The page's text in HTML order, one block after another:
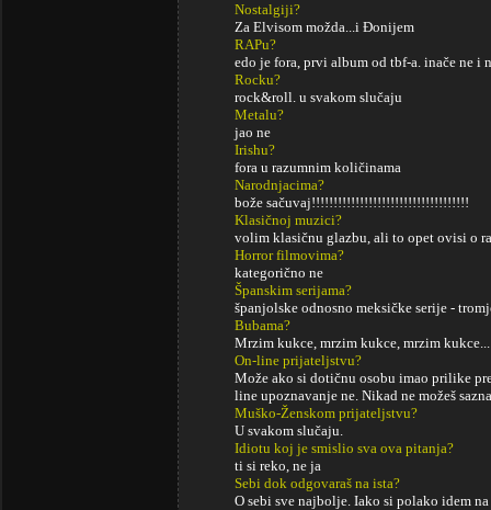
Nostalgiji?
Za Elvisom možda...i Đonijem
RAPu?
edo je fora, prvi album od tbf-a. inače ne i
Rocku?
rock&roll. u svakom slučaju
Metalu?
jao ne
Irishu?
fora u razumnim količinama
Narodnjacima?
bože sačuvaj!!!!!!!!!!!!!!!!!!!!!!!!!!!!!!!!!!!!
Klasičnoj muzici?
volim klasičnu glazbu, ali to opet ovisi o
Horror filmovima?
kategorično ne
Španskim serijama?
španjolske odnosno meksičke serije -
Bubama?
Mrzim kukce, mrzim kukce, mrzim kukce...
On-line prijateljstvu?
Može ako si dotičnu osobu imao prilike
line upoznavanje ne. Nikad ne možeš
Muško-Ženskom prijateljstvu?
U svakom slučaju.
Idiotu koj je smislio sva ova pitanja?
ti si reko, ne ja
Sebi dok odgovaraš na ista?
O sebi sve najbolje. Iako si polako idem